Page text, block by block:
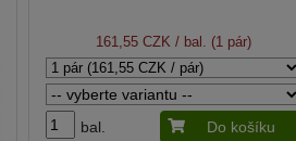
161,55 CZK / bal. (1 pár)
bal. Do košíku